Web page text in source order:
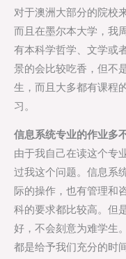
对于澳洲大部分的院校
而且在墨尔本大学，我
有本科学哲学、文学或
景的会比较吃香，但不
生，而且大多都有课程
习。
信息系统专业的作业多
由于我自己在读这个专
过我这个问题。信息系
际的操作，也有管理和
科的要求都比较高。但
好，不会刻意为难学生
都是给予我们充分的时